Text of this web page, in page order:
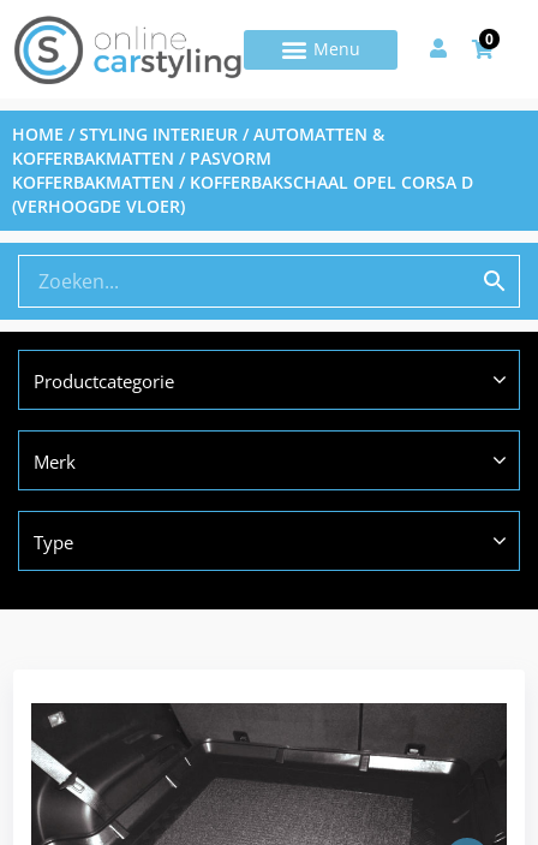
0
HOME /STYLING INTERIEUR /AUTOMATTEN &
KOFFERBAKMATTEN / PASVORM
KOFFERBAKMATTEN / KOFFERBAKSCHAAL OPEL CORSA D
(VERHOOGDE VLOER)
Productcategorie
Merk
Type